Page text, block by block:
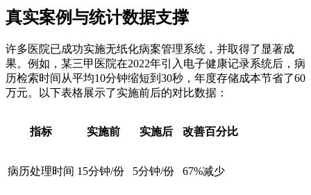
真实案例与统计数据支撑
许多医院已成功实施无纸化病案管理系统，并取得了显著成
果。例如，某三甲医院在2022年引入电子健康记录系统后，病
历检索时间从平均10分钟缩短到30秒，年度存储成本节省了60
万元。以下表格展示了实施前后的对比数据：
指标 实施前 实施后 改善百分比
病历处理时间 15分钟/份 5分钟/份 67%减少